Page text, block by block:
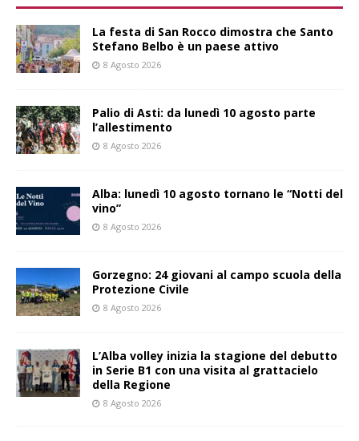
La festa di San Rocco dimostra che Santo
Stefano Belbo è un paese attivo
8 Agosto 2026
Palio di Asti: da lunedì 10 agosto parte
l’allestimento
8 Agosto 2026
Alba: lunedì 10 agosto tornano le “Notti del
vino”
8 Agosto 2026
Gorzegno: 24 giovani al campo scuola della
Protezione Civile
8 Agosto 2026
L’Alba volley inizia la stagione del debutto
in Serie B1 con una visita al grattacielo
della Regione
8 Agosto 2026